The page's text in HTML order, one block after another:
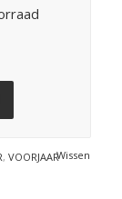
Wissen
, VOORJAAR